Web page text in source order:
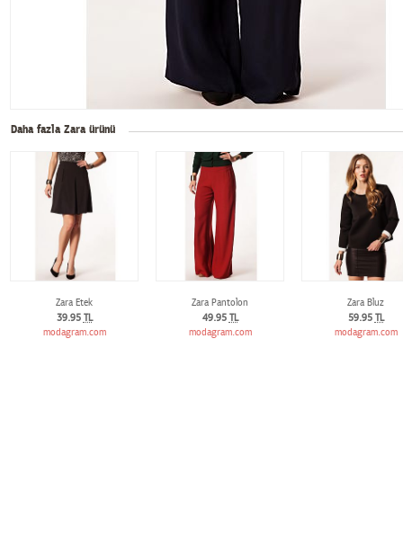
Daha fazla Zara ürünü
Zara Etek
39.95 TL
modagram.com
Zara Pantolon
49.95 TL
modagram.com
Zara Bluz
59.95 TL
modagram.com